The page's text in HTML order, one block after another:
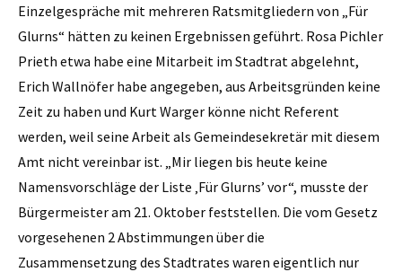
Einzelgespräche mit mehreren Ratsmitgliedern von „Für
Glurns“ hätten zu keinen Ergebnissen geführt. Rosa Pichler
Prieth etwa habe eine Mitarbeit im Stadtrat abgelehnt,
Erich Wallnöfer habe angegeben, aus Arbeitsgründen keine
Zeit zu haben und Kurt Warger könne nicht Referent
werden, weil seine Arbeit als Gemeindesekretär mit diesem
Amt nicht vereinbar ist. „Mir liegen bis heute keine
Namensvorschläge der Liste ‚Für Glurns’ vor“, musste der
Bürgermeister am 21. Oktober feststellen. Die vom Gesetz
vorgesehenen 2 Abstimmungen über die
Zusammensetzung des Stadtrates waren eigentlich nur